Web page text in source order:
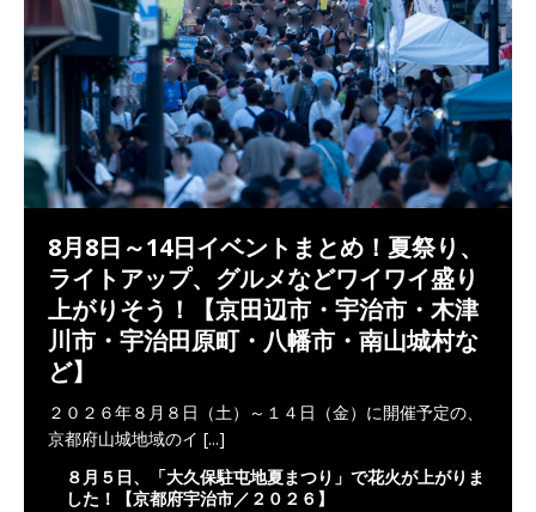
8月8日～14日イベントまとめ！夏祭り、
ライトアップ、グルメなどワイワイ盛り
上がりそう！【京田辺市・宇治市・木津
川市・宇治田原町・八幡市・南山城村な
ど】
２０２６年８月８日（土）～１４日（金）に開催予定の、
京都府山城地域のイ [...]
８月５日、「大久保駐屯地夏まつり」で花火が上がりま
した！【京都府宇治市／２０２６】